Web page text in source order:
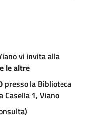
vi invita alla
le altre
presso la Biblioteca
Casella 1, Viano